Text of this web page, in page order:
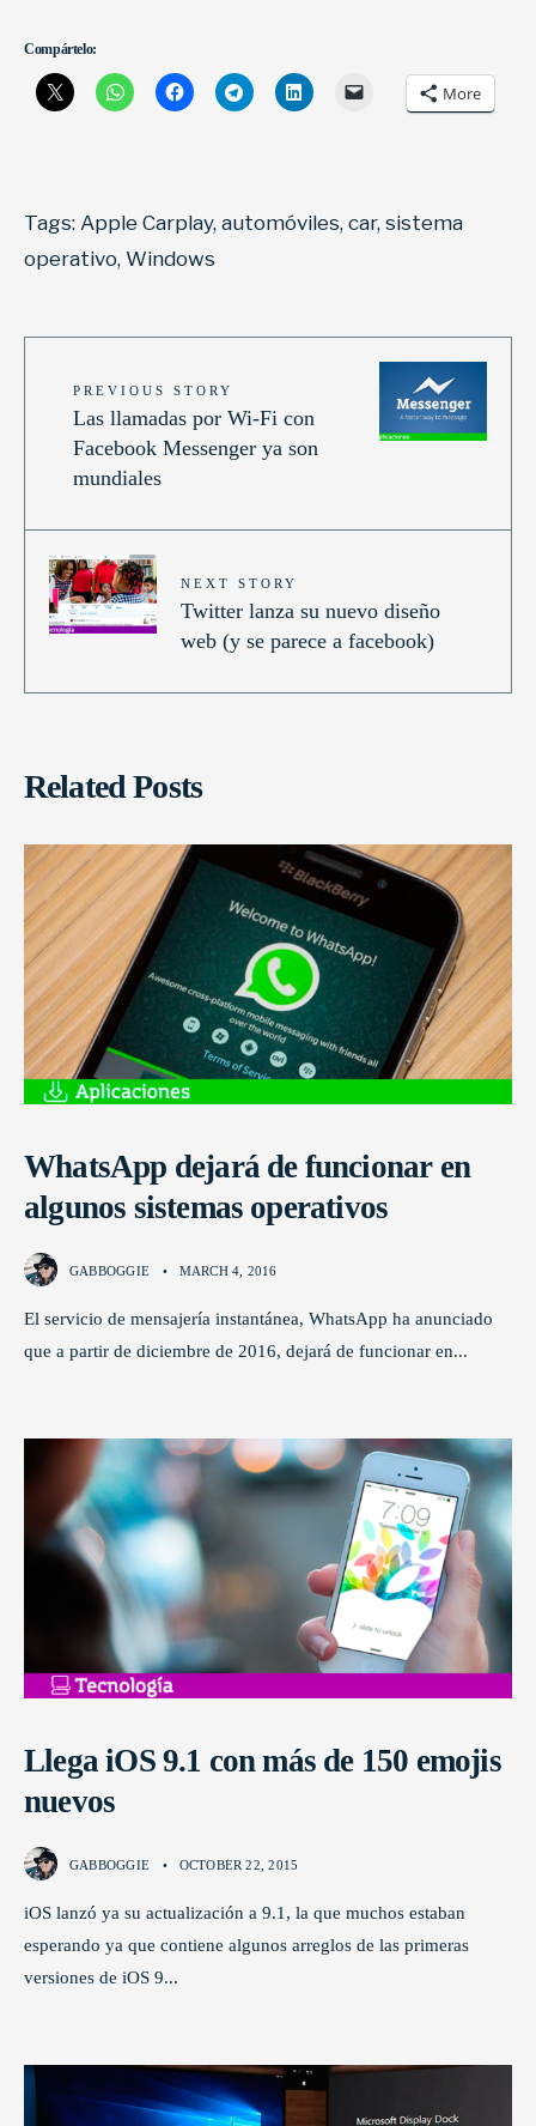
Compártelo:
More
Tags: Apple Carplay, automóviles, car, sistema
operativo, Windows
PREVIOUS STORY
Las llamadas por Wi-Fi con
Facebook Messenger ya son
mundiales
NEXT STORY
Twitter lanza su nuevo diseño
web (y se parece a facebook)
Related Posts
WhatsApp dejará de funcionar en
algunos sistemas operativos
GABBOGGIE • MARCH 4, 2016
El servicio de mensajería instantánea, WhatsApp ha anunciado
que a partir de diciembre de 2016, dejará de funcionar en...
Llega iOS 9.1 con más de 150 emojis
nuevos
GABBOGGIE • OCTOBER 22, 2015
iOS lanzó ya su actualización a 9.1, la que muchos estaban
esperando ya que contiene algunos arreglos de las primeras
versiones de iOS 9...